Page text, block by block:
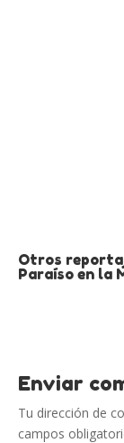
Otros
Paraíso en la
Enviar
Tu dirección de
campos